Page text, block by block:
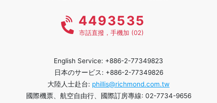
4493535
市話直撥，手機加 (02)
English Service: +886-2-77349823
日本のサービス: +886-2-77349826
大陸人士赴台: phillis@richmond.com.tw
國際機票、航空自由行、國際訂房專線: 02-7734-9656